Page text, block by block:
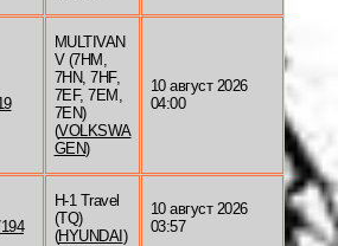
MULTIVAN
V (7HM,
7HN, 7HF,
7EF, 7EM,
7EN)
(VOLKSWA
GEN)
10 август 2026
04:00
H-1 Travel
(TQ)
(HYUNDAI )
10 август 2026
03:57